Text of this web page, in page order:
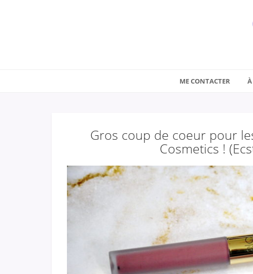
ME CONTACTER À
Gros coup de coeur pour
Cosmetics !